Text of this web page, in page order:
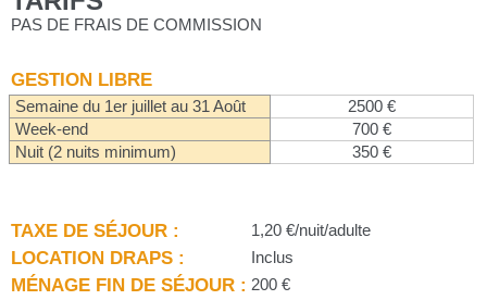
PAS DE FRAIS DE COMMISSION
GESTION LIBRE
Semaine du 1er juillet au 31 Août
2500 €
Week-end
700 €
Nuit (2 nuits minimum)
350 €
TAXE DE SÉJOUR : 1,20 €/nuit/adulte
LOCATION DRAPS : Inclus
MÉNAGE FIN DE SÉJOUR : 200 €